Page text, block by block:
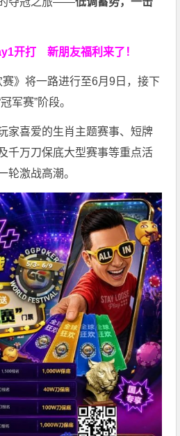
开打新朋友福利来了！
》将一路进行至6月9日，接下
军赛”阶段。
家喜爱的生肖主题赛事、短牌
千万刀保底大型赛事等重点活
轮激战高潮。